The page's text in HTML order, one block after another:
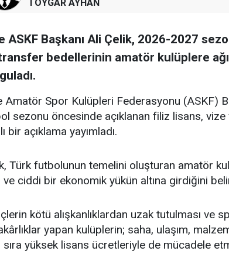
TOYGAR AYHAN
ASKF Başkanı Ali Çelik, 2026-2027
bedellerinin amatör kulüplere ağır
Amatör Spor Kulüpleri Federasyonu (ASKF)
sezonu öncesinde açıklanan filiz lisans,
bir açıklama yayımladı.
Türk futbolunun temelini oluşturan amatör
ve ciddi bir ekonomik yükün altına girdiğini
kötü alışkanlıklardan uzak tutulması ve
yapan kulüplerin; saha, ulaşım,
sıra yüksek lisans ücretleriyle de mücadele